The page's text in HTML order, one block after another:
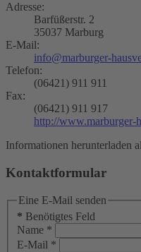
Adresse:
Barfüßerstr. 2
35037 Marburg
E-Mail:
info@marburger-
Telefon:
(06421) 911 911
Fax:
(06421) 911 917
http://www.marburger-
Informationen herunterladen
Kontaktformular
Eine E-Mail senden
* Benötigtes Feld
Name *
E-Mail *